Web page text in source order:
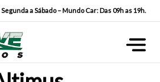
a Sábado – Mundo Car: Das 09h as 19h.